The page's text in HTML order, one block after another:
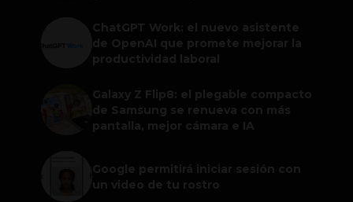
ChatGPT Work: el nuevo asistente
de OpenAI que promete mejorar la
productividad laboral
Galaxy Z Flip8: el plegable compacto
de Samsung se renueva con más
pantalla, mejor cámara e IA
Google permitirá iniciar sesión con
un video de tu rostro